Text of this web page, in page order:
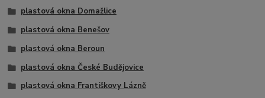
plastová okna Domažlice
plastová okna Benešov
plastová okna Beroun
plastová okna České Budějovice
plastová okna Františkovy Lázně